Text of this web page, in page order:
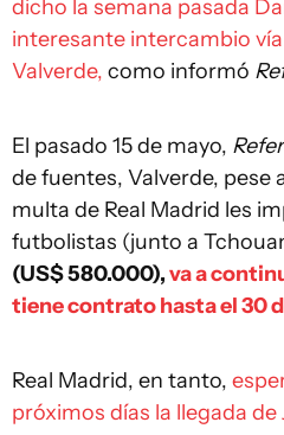
dicho la semana pasada
interesante intercambio
Valverde, como informó
El pasado 15 de mayo,
de fuentes, Valverde, pese
multa de Real Madrid les
futbolistas (junto a
(US$ 580.000),va a
tiene contrato hasta el 30
Real Madrid, en tanto,
próximos días la llegada